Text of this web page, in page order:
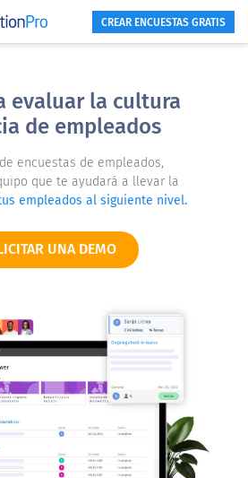
CREAR ENCUESTAS GRATIS
evaluar la cultura
de empleados
encuestas de empleados,
que te ayudará a llevar la
empleados al siguiente nivel.
UNA DEMO